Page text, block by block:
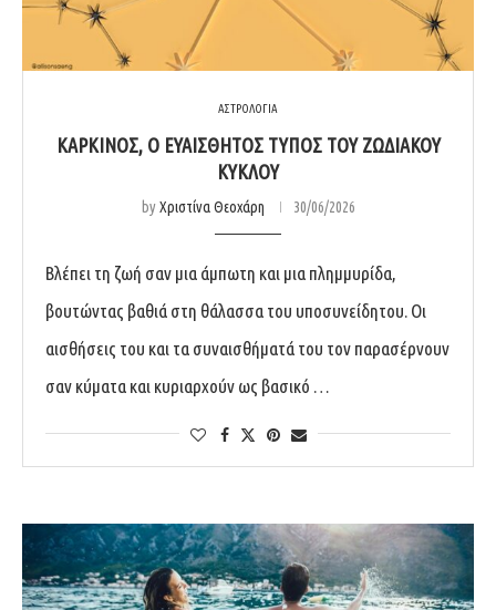
ΑΣΤΡΟΛΟΓΙΑ
ΚΑΡΚΊΝΟΣ, Ο ΕΥΑΊΣΘΗΤΟΣ ΤΎΠΟΣ ΤΟΥ ΖΩΔΙΑΚΟΎ
ΚΎΚΛΟΥ
byΧριστίνα Θεοχάρη 30/06/2026
Βλέπει τη ζωή σαν μια άμπωτη και μια πλημμυρίδα,
βουτώντας βαθιά στη θάλασσα του υποσυνείδητου. Οι
αισθήσεις του και τα συναισθήματά του τον παρασέρνουν
σαν κύματα και κυριαρχούν ως βασικό …